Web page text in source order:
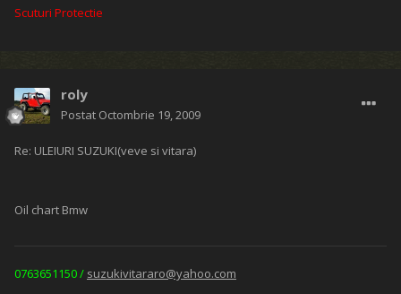
Scuturi Protectie
roly
Postat Octombrie 19, 2009
Re: ULEIURI SUZUKI(veve si vitara)
Oil chart Bmw
0763651150 / suzukivitararo@yahoo.com